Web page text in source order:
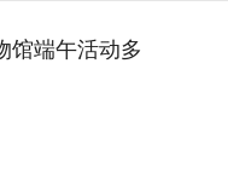
馆端午活动多